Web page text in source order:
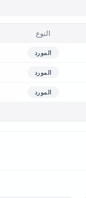
النوع
المورد
المورد
المورد